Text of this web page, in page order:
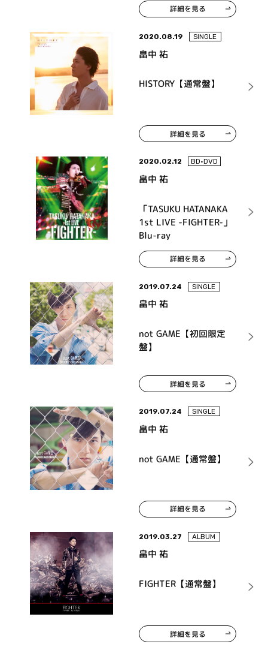
詳細を見る
2020.08.19 SINGLE
畠中 祐
HISTORY【通常盤】
詳細を見る
2020.02.12 BD•DVD
畠中 祐
「TASUKU HATANAKA
1st LIVE -FIGHTER-」
Blu-ray
詳細を見る
2019.07.24 SINGLE
畠中 祐
not GAME【初回限定
盤】
詳細を見る
2019.07.24 SINGLE
畠中 祐
not GAME【通常盤】
詳細を見る
2019.03.27 ALBUM
畠中 祐
FIGHTER【通常盤】
詳細を見る